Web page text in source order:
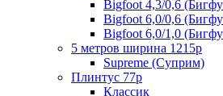
Bigfoot 4,3/0,6
Bigfoot 6,0/0,6
Bigfoot 6,0/1,0
5 метров ширина 1215р
Supreme (Суприм)
Плинтус 77р
Классик